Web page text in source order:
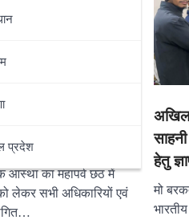
प्रदेश
व कर्मियों
आस्था का महापर्व छठ में
लेकर सभी अधिकारियों एवं
अखिल
हेतु
मो